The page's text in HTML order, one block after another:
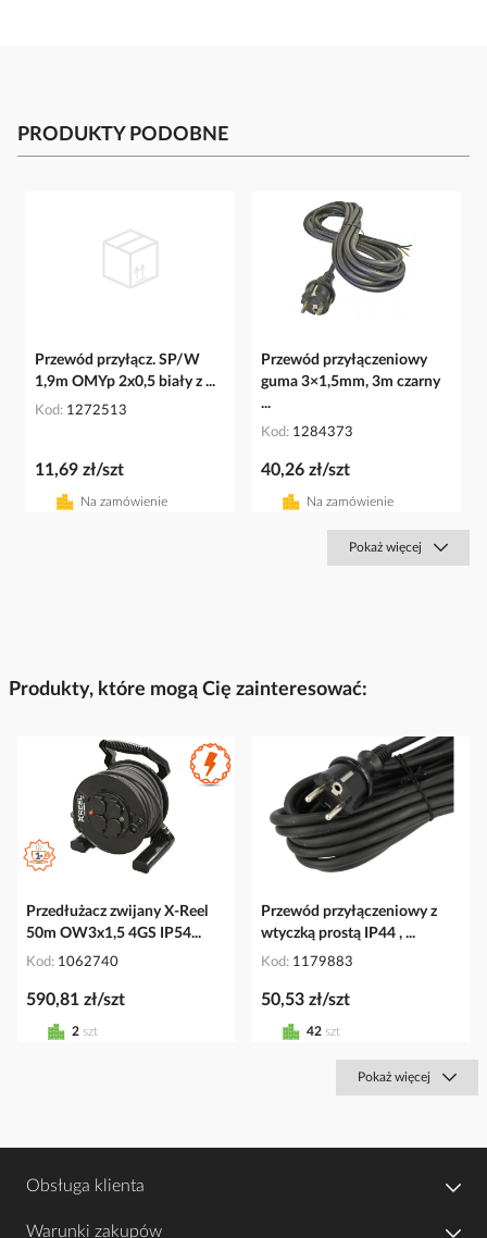
PRODUKTY PODOBNE
Przewód przyłącz. SP/W
1,9m OMYp 2x0,5 biały z ...
Kod 1272513
11,69 zł/szt
Na zamówienie
Przewód przyłączeniowy
guma 3×1,5mm, 3m czarny
...
Kod 1284373
40,26 zł/szt
Na zamówienie
Pokaż więcej
Produkty, które mogą Cię zainteresować:
Przedłużacz zwijany X-Reel
50m OW3x1,5 4GS IP54...
Kod 1062740
590,81 zł/szt
2 szt
Przewód przyłączeniowy z
wtyczką prostą IP44 , ...
Kod 1179883
50,53 zł/szt
42 szt
Pokaż więcej
Obsługa klienta
Warunki zakupów